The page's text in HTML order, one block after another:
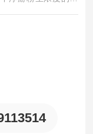
仪 稳定